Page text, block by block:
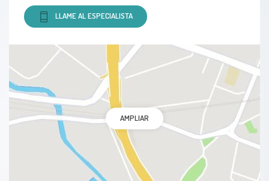
LLAME AL ESPECIALISTA
AMPLIAR